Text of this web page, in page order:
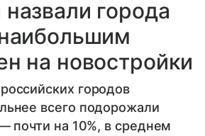
города
на новостройки
городов
всего подорожали
почти на 10%, в среднем